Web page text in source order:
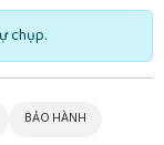
chụp.
BẢO HÀNH